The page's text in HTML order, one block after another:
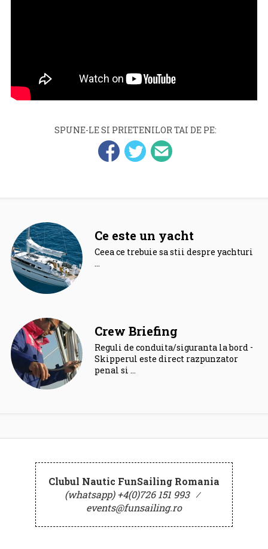
SPUNE-LE SI PRIETENILOR TAI DE PE:
Ce este un yacht
Ceea ce trebuie sa stii despre yachturi.
…
Crew Briefing
Reguli de conduita/siguranta la bord –
Skipperul este direct razpunzator
penal si …
Clubul Nautic FunSailing Romania
(whatsapp) +4(0)726 151 993 ⁄
events@funsailing.ro